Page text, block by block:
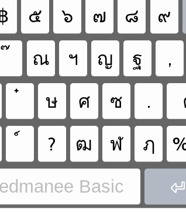
๕ ๖ ๗ ๘ ๙
ณ ฯ ญ ฐ
,
ษ ศ ซ .
? ฒ ฬ ฦ
Basic 